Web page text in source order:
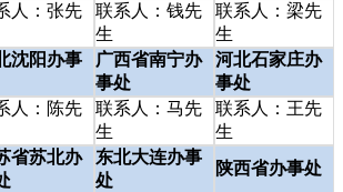
人：张先
联系人：钱先
生
联系人：梁先
生
沈阳办事
广西省南宁办
事处
河北石家庄办
事处
人：陈先
联系人：马先
生
联系人：王先
生
省苏北办
东北大连办事
处
陕西省办事处